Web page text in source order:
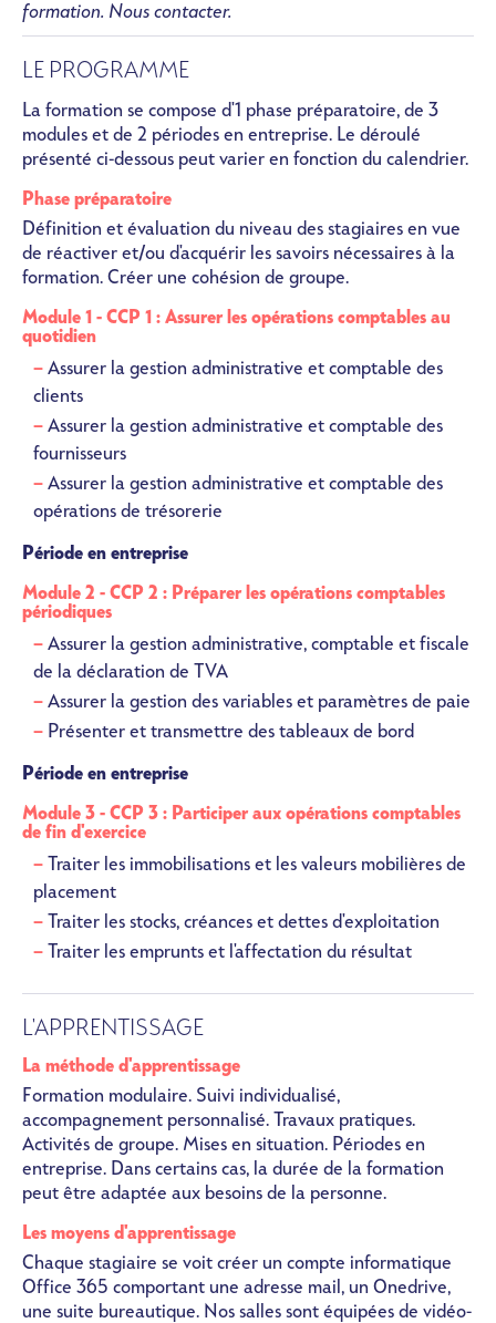
formation. Nous contacter.
LE PROGRAMME
La formation se compose d'1 phase préparatoire, de 3
modules et de 2 périodes en entreprise. Le déroulé
présenté ci-dessous peut varier en fonction du calendrier.
Phase préparatoire
Définition et évaluation du niveau des stagiaires en vue
de réactiver et/ou d'acquérir les savoirs nécessaires à la
formation. Créer une cohésion de groupe.
Module 1 - CCP 1 : Assurer les opérations comptables au
quotidien
Assurer la gestion administrative et comptable des
clients
Assurer la gestion administrative et comptable des
fournisseurs
Assurer la gestion administrative et comptable des
opérations de trésorerie
Période en entreprise
Module 2 - CCP 2 : Préparer les opérations comptables
périodiques
Assurer la gestion administrative, comptable et fiscale
de la déclaration de TVA
Assurer la gestion des variables et paramètres de paie
Présenter et transmettre des tableaux de bord
Période en entreprise
Module 3 - CCP 3 : Participer aux opérations comptables
de fin d'exercice
Traiter les immobilisations et les valeurs mobilières de
placement
Traiter les stocks, créances et dettes d'exploitation
Traiter les emprunts et l'affectation du résultat
L'APPRENTISSAGE
La méthode d'apprentissage
Formation modulaire. Suivi individualisé,
accompagnement personnalisé. Travaux pratiques.
Activités de groupe. Mises en situation. Périodes en
entreprise. Dans certains cas, la durée de la formation
peut être adaptée aux besoins de la personne.
Les moyens d'apprentissage
Chaque stagiaire se voit créer un compte informatique
Office 365 comportant une adresse mail, un Onedrive,
une suite bureautique. Nos salles sont équipées de vidéo-